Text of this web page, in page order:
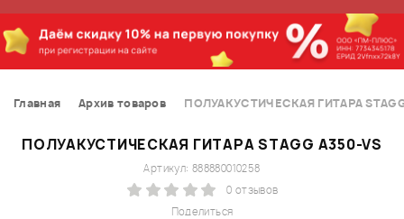
Главная Архив товаров ПОЛУАКУСТИЧЕСКАЯ ГИТАРА
ПОЛУАКУСТИЧЕСКАЯ ГИТАРА STAGG A350-VS
Поделиться
Артикул: 888880010258
0 отзывов